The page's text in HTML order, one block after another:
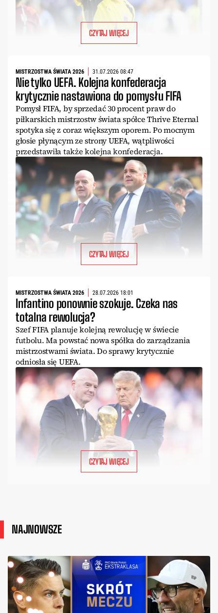
CZYTAJ WIĘCEJ
MISTRZOSTWA ŚWIATA 2026 31.07.2026 08:47
Nie tylko UEFA. Kolejna konfederacja
krytycznie nastawiona do pomysłu FIFA
Pomysł FIFA, by sprzedać 30 procent praw do
piłkarskich mistrzostw świata spółce Thrive Eternal
spotyka się z coraz większym oporem. Po mocnym
głosie płynącym ze strony UEFA, wątpliwości
przedstawiła także kolejna konfederacja.
CZYTAJ WIĘCEJ
MISTRZOSTWA ŚWIATA 2026 28.07.2026 18:01
Infantino ponownie szokuje. Czeka nas
totalna rewolucja?
Szef FIFA planuje kolejną rewolucję w świecie
futbolu. Ma powstać nowa spółka do zarządzania
mistrzostwami świata. Do sprawy krytycznie
odniosła się UEFA.
CZYTAJ WIĘCEJ
NAJNOWSZE